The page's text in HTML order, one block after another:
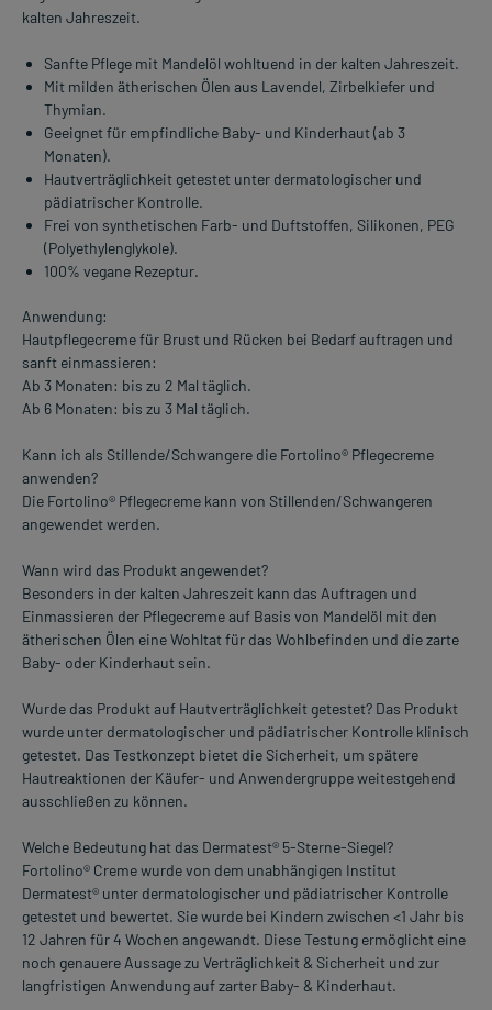
kalten Jahreszeit.
Sanfte Pflege mit Mandelöl wohltuend in der kalten Jahreszeit.
Mit milden ätherischen Ölen aus Lavendel, Zirbelkiefer und
Thymian.
Geeignet für empfindliche Baby- und Kinderhaut (ab 3
Monaten).
Hautverträglichkeit getestet unter dermatologischer und
pädiatrischer Kontrolle.
Frei von synthetischen Farb- und Duftstoffen, Silikonen, PEG
(Polyethylenglykole).
100% vegane Rezeptur.
Anwendung:
Hautpflegecreme für Brust und Rücken bei Bedarf auftragen und
sanft einmassieren:
Ab 3 Monaten: bis zu 2 Mal täglich.
Ab 6 Monaten: bis zu 3 Mal täglich.
Kann ich als Stillende/Schwangere die Fortolino® Pflegecreme
anwenden?
Die Fortolino® Pflegecreme kann von Stillenden/Schwangeren
angewendet werden.
Wann wird das Produkt angewendet?
Besonders in der kalten Jahreszeit kann das Auftragen und
Einmassieren der Pflegecreme auf Basis von Mandelöl mit den
ätherischen Ölen eine Wohltat für das Wohlbefinden und die zarte
Baby- oder Kinderhaut sein.
Wurde das Produkt auf Hautverträglichkeit getestet? Das Produkt
wurde unter dermatologischer und pädiatrischer Kontrolle klinisch
getestet. Das Testkonzept bietet die Sicherheit, um spätere
Hautreaktionen der Käufer- und Anwendergruppe weitestgehend
ausschließen zu können.
Welche Bedeutung hat das Dermatest® 5-Sterne-Siegel?
Fortolino® Creme wurde von dem unabhängigen Institut
Dermatest® unter dermatologischer und pädiatrischer Kontrolle
getestet und bewertet. Sie wurde bei Kindern zwischen <1 Jahr bis
12 Jahren für 4 Wochen angewandt. Diese Testung ermöglicht eine
noch genauere Aussage zu Verträglichkeit & Sicherheit und zur
langfristigen Anwendung auf zarter Baby- & Kinderhaut.